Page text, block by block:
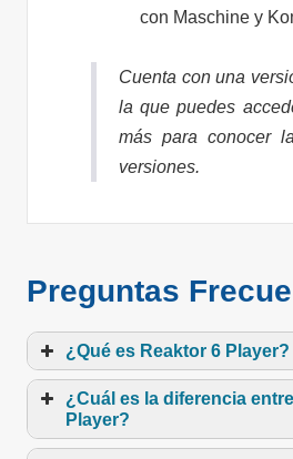
con Maschine y
Cuenta con una
la que puedes
más para conocer
versiones.
Preguntas
¿Qué es Reaktor 6 Player?
¿Cuál es la diferencia
Player?